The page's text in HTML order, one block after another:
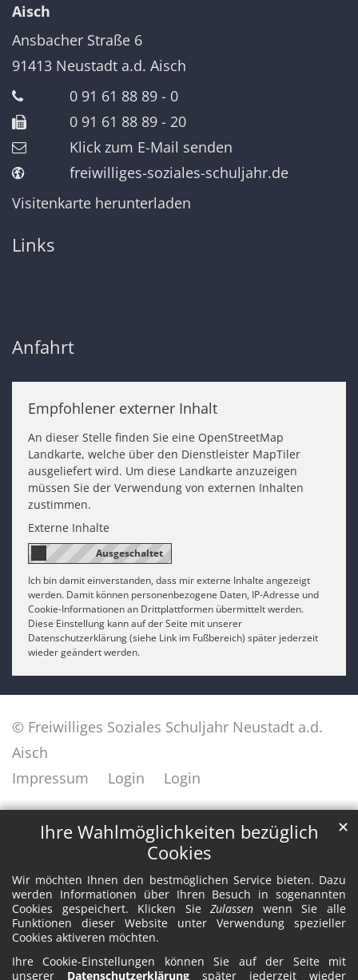
Ihre Wahlmöglichkeiten bezüglich
Cookies
Wir möchten Ihnen den bestmöglichen Service bieten. Dazu
werden Informationen über Ihren Besuch in sogenannten
Cookies gespeichert. Klicken SieZulassen wenn Sie alle
Funktionen dieser Website unter Verwendung spezieller
Cookies aktiveren möchten.
Ihre Cookie-Einstellungen können Sie auf der Seite mit
unserer Datenschutzerklärung später jederzeit wieder
✕
Aisch
Ansbacher Straße 6
91413 Neustadt a.d. Aisch
0 91 61 88 89 - 0
0 91 61 88 89 - 20
Klick zum E-Mail senden
freiwilliges-soziales-schuljahr.de
Visitenkarte herunterladen
Links
Anfahrt
Empfohlener externer Inhalt
An dieser Stelle finden Sie eine OpenStreetMap
Landkarte, welche über den Dienstleister MapTiler
ausgeliefert wird. Um diese Landkarte anzuzeigen
müssen Sie der Verwendung von externen Inhalten
zustimmen.
Externe Inhalte
Ich bin damit einverstanden, dass mir externe Inhalte angezeigt
werden. Damit können personenbezogene Daten, IP-Adresse und
Cookie-Informationen an Drittplattformen übermittelt werden.
Diese Einstellung kann auf der Seite mit unserer
Datenschutzerklärung (siehe Link im Fußbereich) später jederzeit
wieder geändert werden.
© Freiwilliges Soziales Schuljahr Neustadt a.d.
Aisch
Impressum
Login Login